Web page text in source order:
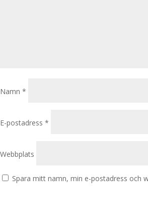
Namn *
E-postadress *
Webbplats
Spara mitt namn, min e-postadress och